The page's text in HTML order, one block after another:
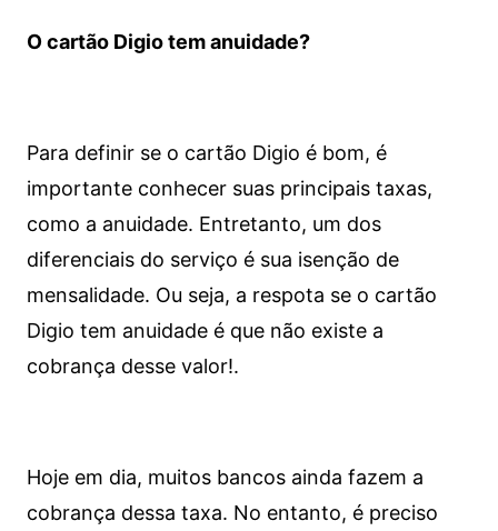
O cartão Digio tem anuidade?
Para definir se o cartão Digio é bom, é
importante conhecer suas principais taxas,
como a anuidade. Entretanto, um dos
diferenciais do serviço é sua isenção de
mensalidade. Ou seja, a respota se o cartão
Digio tem anuidade é que não existe a
cobrança desse valor!.
Hoje em dia, muitos bancos ainda fazem a
cobrança dessa taxa. No entanto, é preciso